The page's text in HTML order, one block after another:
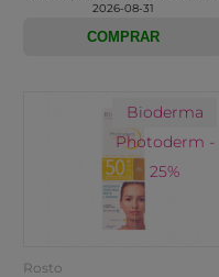
2026-08-31
COMPRAR
Bioderma
Photoderm -
25%
Rosto